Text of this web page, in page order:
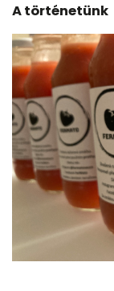
A történetünk